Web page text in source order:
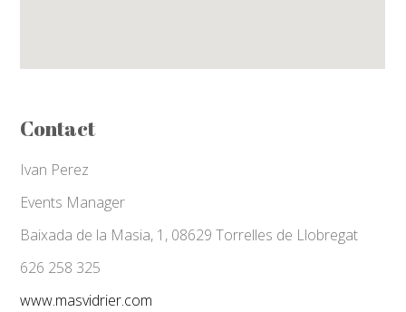
Contact
Ivan Perez
Events Manager
Baixada de la Masia, 1, 08629 Torrelles de Llobregat
626 258 325
www.masvidrier.com